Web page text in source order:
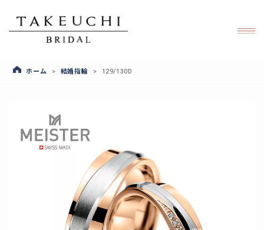
ホーム > 結婚指輪 > 129/130D